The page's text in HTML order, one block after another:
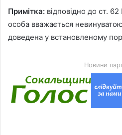
Примітка: відповідно до ст. 62
особа вважається
доведена у встановленому
Новини